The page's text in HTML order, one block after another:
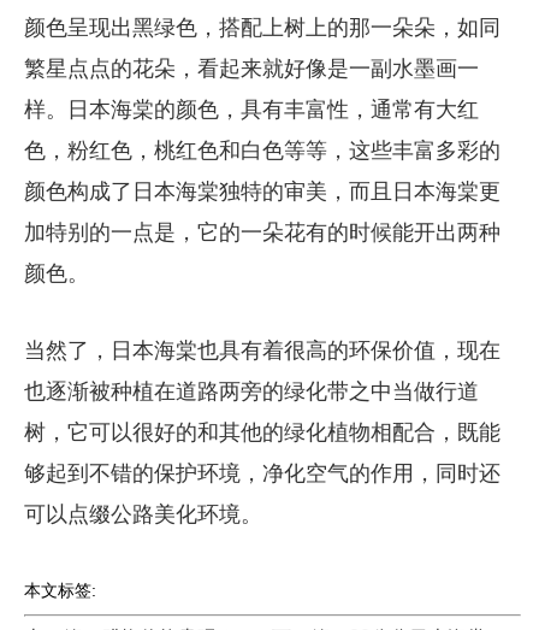
颜色呈现出黑绿色，搭配上树上的那一朵朵，如同
繁星点点的花朵，看起来就好像是一副水墨画一
样。日本海棠的颜色，具有丰富性，通常有大红
色，粉红色，桃红色和白色等等，这些丰富多彩的
颜色构成了日本海棠独特的审美，而且日本海棠更
加特别的一点是，它的一朵花有的时候能开出两种
颜色。
当然了，日本海棠也具有着很高的环保价值，现在
也逐渐被种植在道路两旁的绿化带之中当做行道
树，它可以很好的和其他的绿化植物相配合，既能
够起到不错的保护环境，净化空气的作用，同时还
可以点缀公路美化环境。
本文标签: